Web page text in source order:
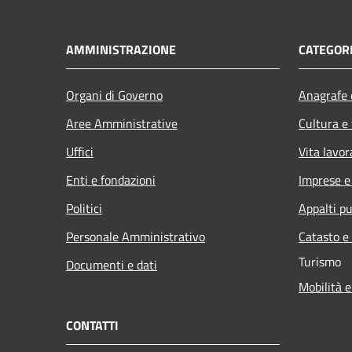
AMMINISTRAZIONE
Organi di Governo
Aree Amministrative
Uffici
Enti e fondazioni
Politici
Personale Amministrativo
Documenti e dati
Cultura
Vita
Imprese
Appalti
Catasto
Turismo
Mobilità
CONTATTI